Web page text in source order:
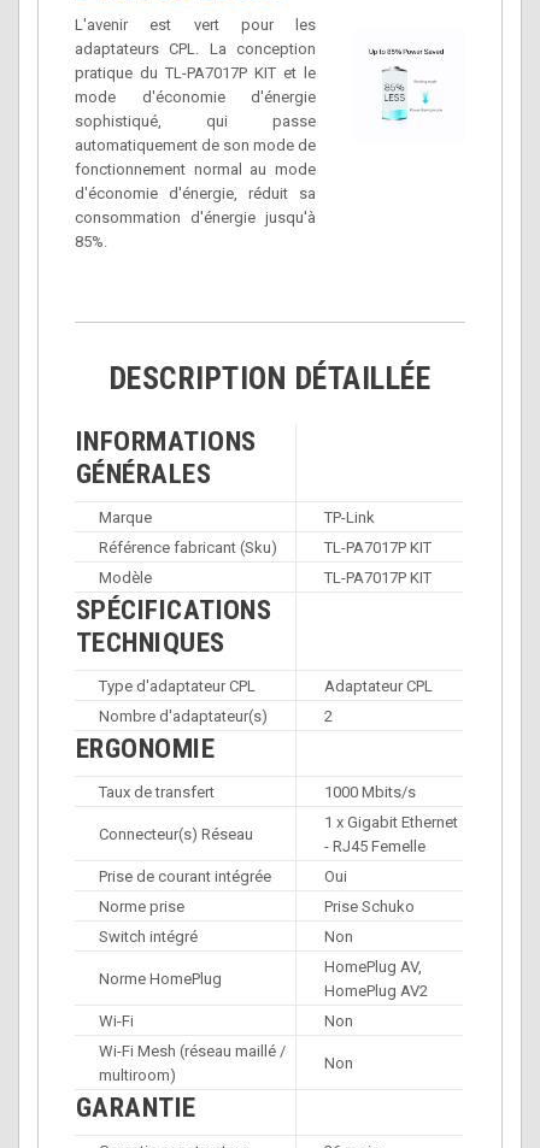
L'avenir est vert pour les
adaptateurs CPL. La conception
pratique du TL-PA7017P KIT et le
mode d'économie d'énergie
sophistiqué, qui passe
automatiquement de son mode de
fonctionnement normal au mode
d'économie d'énergie, réduit sa
consommation d'énergie jusqu'à
85%.
DESCRIPTION DÉTAILLÉE
INFORMATIONS
GÉNÉRALES
Marque
TP-Link
Référence fabricant (Sku)
TL-PA7017P KIT
Modèle
TL-PA7017P KIT
SPÉCIFICATIONS
TECHNIQUES
Type d'adaptateur CPL
Adaptateur CPL
Nombre d'adaptateur(s)
2
ERGONOMIE
Taux de transfert 1000 Mbits/s
Connecteur(s) Réseau
1 x Gigabit Ethernet
- RJ45 Femelle
Prise de courant intégrée
Oui
Norme prise
Prise Schuko
Switch intégré
Non
Norme HomePlug
HomePlug AV,
HomePlug AV2
Wi-Fi
Non
Wi-Fi Mesh (réseau maillé /
multiroom)
Non
GARANTIE